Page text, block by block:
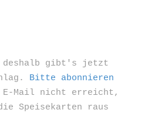
deshalb gibt's jetzt
Bitte abonnieren
E-Mail nicht erreicht,
Speisekarten raus